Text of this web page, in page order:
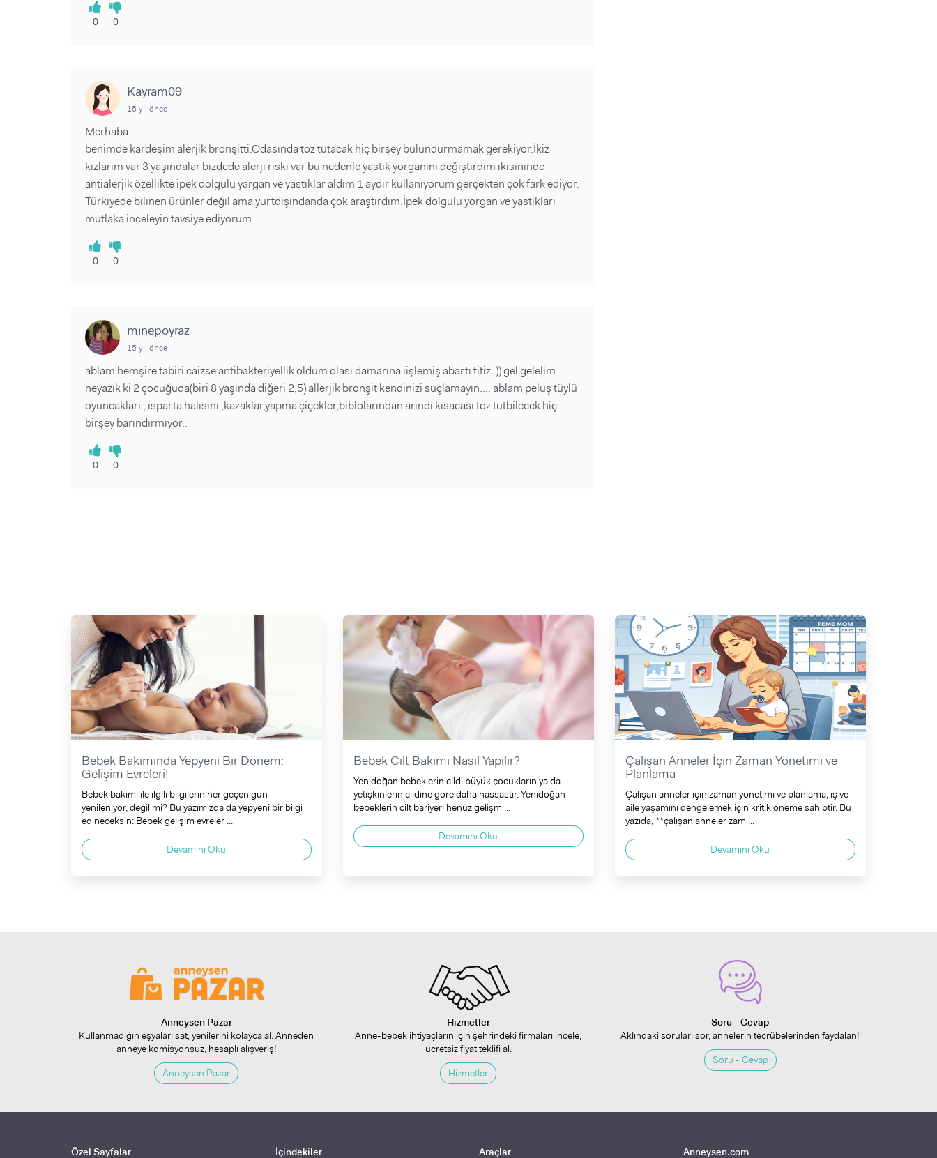
0 0
Kayram09
15 yıl önce
Merhaba
benimde kardeşim alerjik bronşitti.Odasında toz tutacak hiç birşey bulundurmamak gerekiyor.İkiz
kızlarım var 3 yaşındalar bizdede alerji riski var bu nedenle yastık yorganını değiştirdim ikisininde
antialerjik özellikte ipek dolgulu yargan ve yastıklar aldım 1 aydır kullanıyorum gerçekten çok fark ediyor.
Türkiyede bilinen ürünler değil ama yurtdışındanda çok araştırdım.İpek dolgulu yorgan ve yastıkları
mutlaka inceleyin tavsiye ediyorum.
0 0
minepoyraz
15 yıl önce
ablam hemşire tabiri caizse antibakteriyellik oldum olası damarına iişlemiş abartı titiz :)) gel gelelim
neyazık ki 2 çocuğuda(biri 8 yaşında diğeri 2,5) allerjik bronşit kendinizi suçlamayın.... ablam peluş tüylü
oyuncakları , ısparta halısını ,kazaklar,yapma çiçekler,biblolarından arındı kısacası toz tutbilecek hiç
birşey barındırmıyor..
0 0
Bebek Bakımında Yepyeni Bir Dönem:
Gelişim Evreleri!
Bebek bakımı ile ilgili bilgilerin her geçen gün
yenileniyor, değil mi? Bu yazımızda da yepyeni bir bilgi
edineceksin: Bebek gelişim evreler ...
Devamını Oku
Bebek Cilt Bakımı Nasıl Yapılır?
Yenidoğan bebeklerin cildi büyük çocukların ya da
yetişkinlerin cildine göre daha hassastır. Yenidoğan
bebeklerin cilt bariyeri henüz gelişm ...
Devamını Oku
Çalışan Anneler İçin Zaman Yönetimi ve
Planlama
Çalışan anneler için zaman yönetimi ve planlama, iş ve
aile yaşamını dengelemek için kritik öneme sahiptir. Bu
yazıda, **çalışan anneler zam ...
Devamını Oku
Anneysen Pazar
Kullanmadığın eşyaları sat, yenilerini kolayca al. Anneden
anneye komisyonsuz, hesaplı alışveriş!
Anneysen Pazar
Hizmetler
Anne-bebek ihtiyaçların için şehrindeki firmaları incele,
ücretsiz fiyat teklifi al.
Hizmetler
Soru - Cevap
Aklındaki soruları sor, annelerin tecrübelerinden faydalan!
Soru - Cevap
Özel Sayfalar İçindekiler Araçlar Anneysen.com